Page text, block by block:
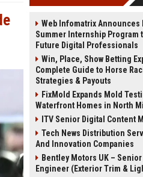
Web Infomatrix Announces
Summer Internship Program
Future Digital Professionals
Win, Place, Show Betting
Complete Guide to Horse
Strategies & Payouts
FixMold Expands Mold
Waterfront Homes in North
ITV Senior Digital Content
Tech News Distribution
And Innovation Companies
Bentley Motors UK –
Engineer (Exterior Trim &